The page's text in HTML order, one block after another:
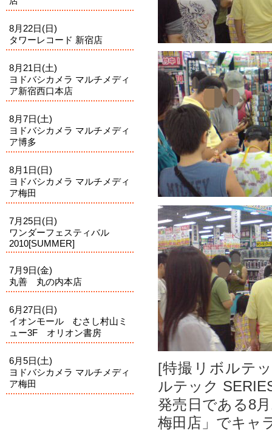
8月22日(日)
タワーレコード 新宿店
8月21日(土)
ヨドバシカメラ マルチメディ
ア新宿西口本店
8月7日(土)
ヨドバシカメラ マルチメディ
ア博多
8月1日(日)
ヨドバシカメラ マルチメディ
ア梅田
7月25日(日)
ワンダーフェスティバル
2010[SUMMER]
7月9日(金)
丸善 丸の内本店
6月27日(日)
イオンモール むさし村山ミ
ュー3F オリオン書房
6月5日(土)
ヨドバシカメラ マルチメディ
ア梅田
[特撮リボルテ
ルテック
発売日である8
梅田店」でキャ